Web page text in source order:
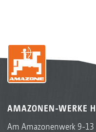
AMAZONEN-WERKE
Am Amazonenwerk 9-13